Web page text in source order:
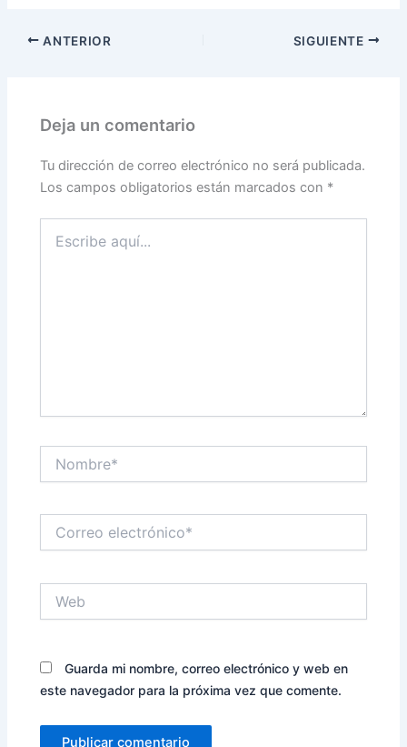
ANTERIOR SIGUIENTE
Deja un comentario
Tu dirección de correo electrónico no será publicada.
Los campos obligatorios están marcados con *
aquí...
electrónico*
Guarda mi nombre, correo electrónico y web en
este navegador para la próxima vez que comente.